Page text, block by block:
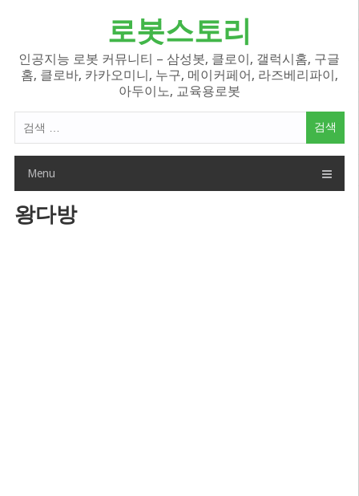
로봇스토리
인공지능 로봇 커뮤니티 – 삼성봇, 클로이, 갤럭시홈, 구글
홈, 클로바, 카카오미니, 누구, 메이커페어, 라즈베리파이,
아두이노, 교육용로봇
색
Menu
왕다방